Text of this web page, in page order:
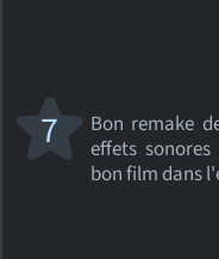
Bon remake
effets
bon film dans
7